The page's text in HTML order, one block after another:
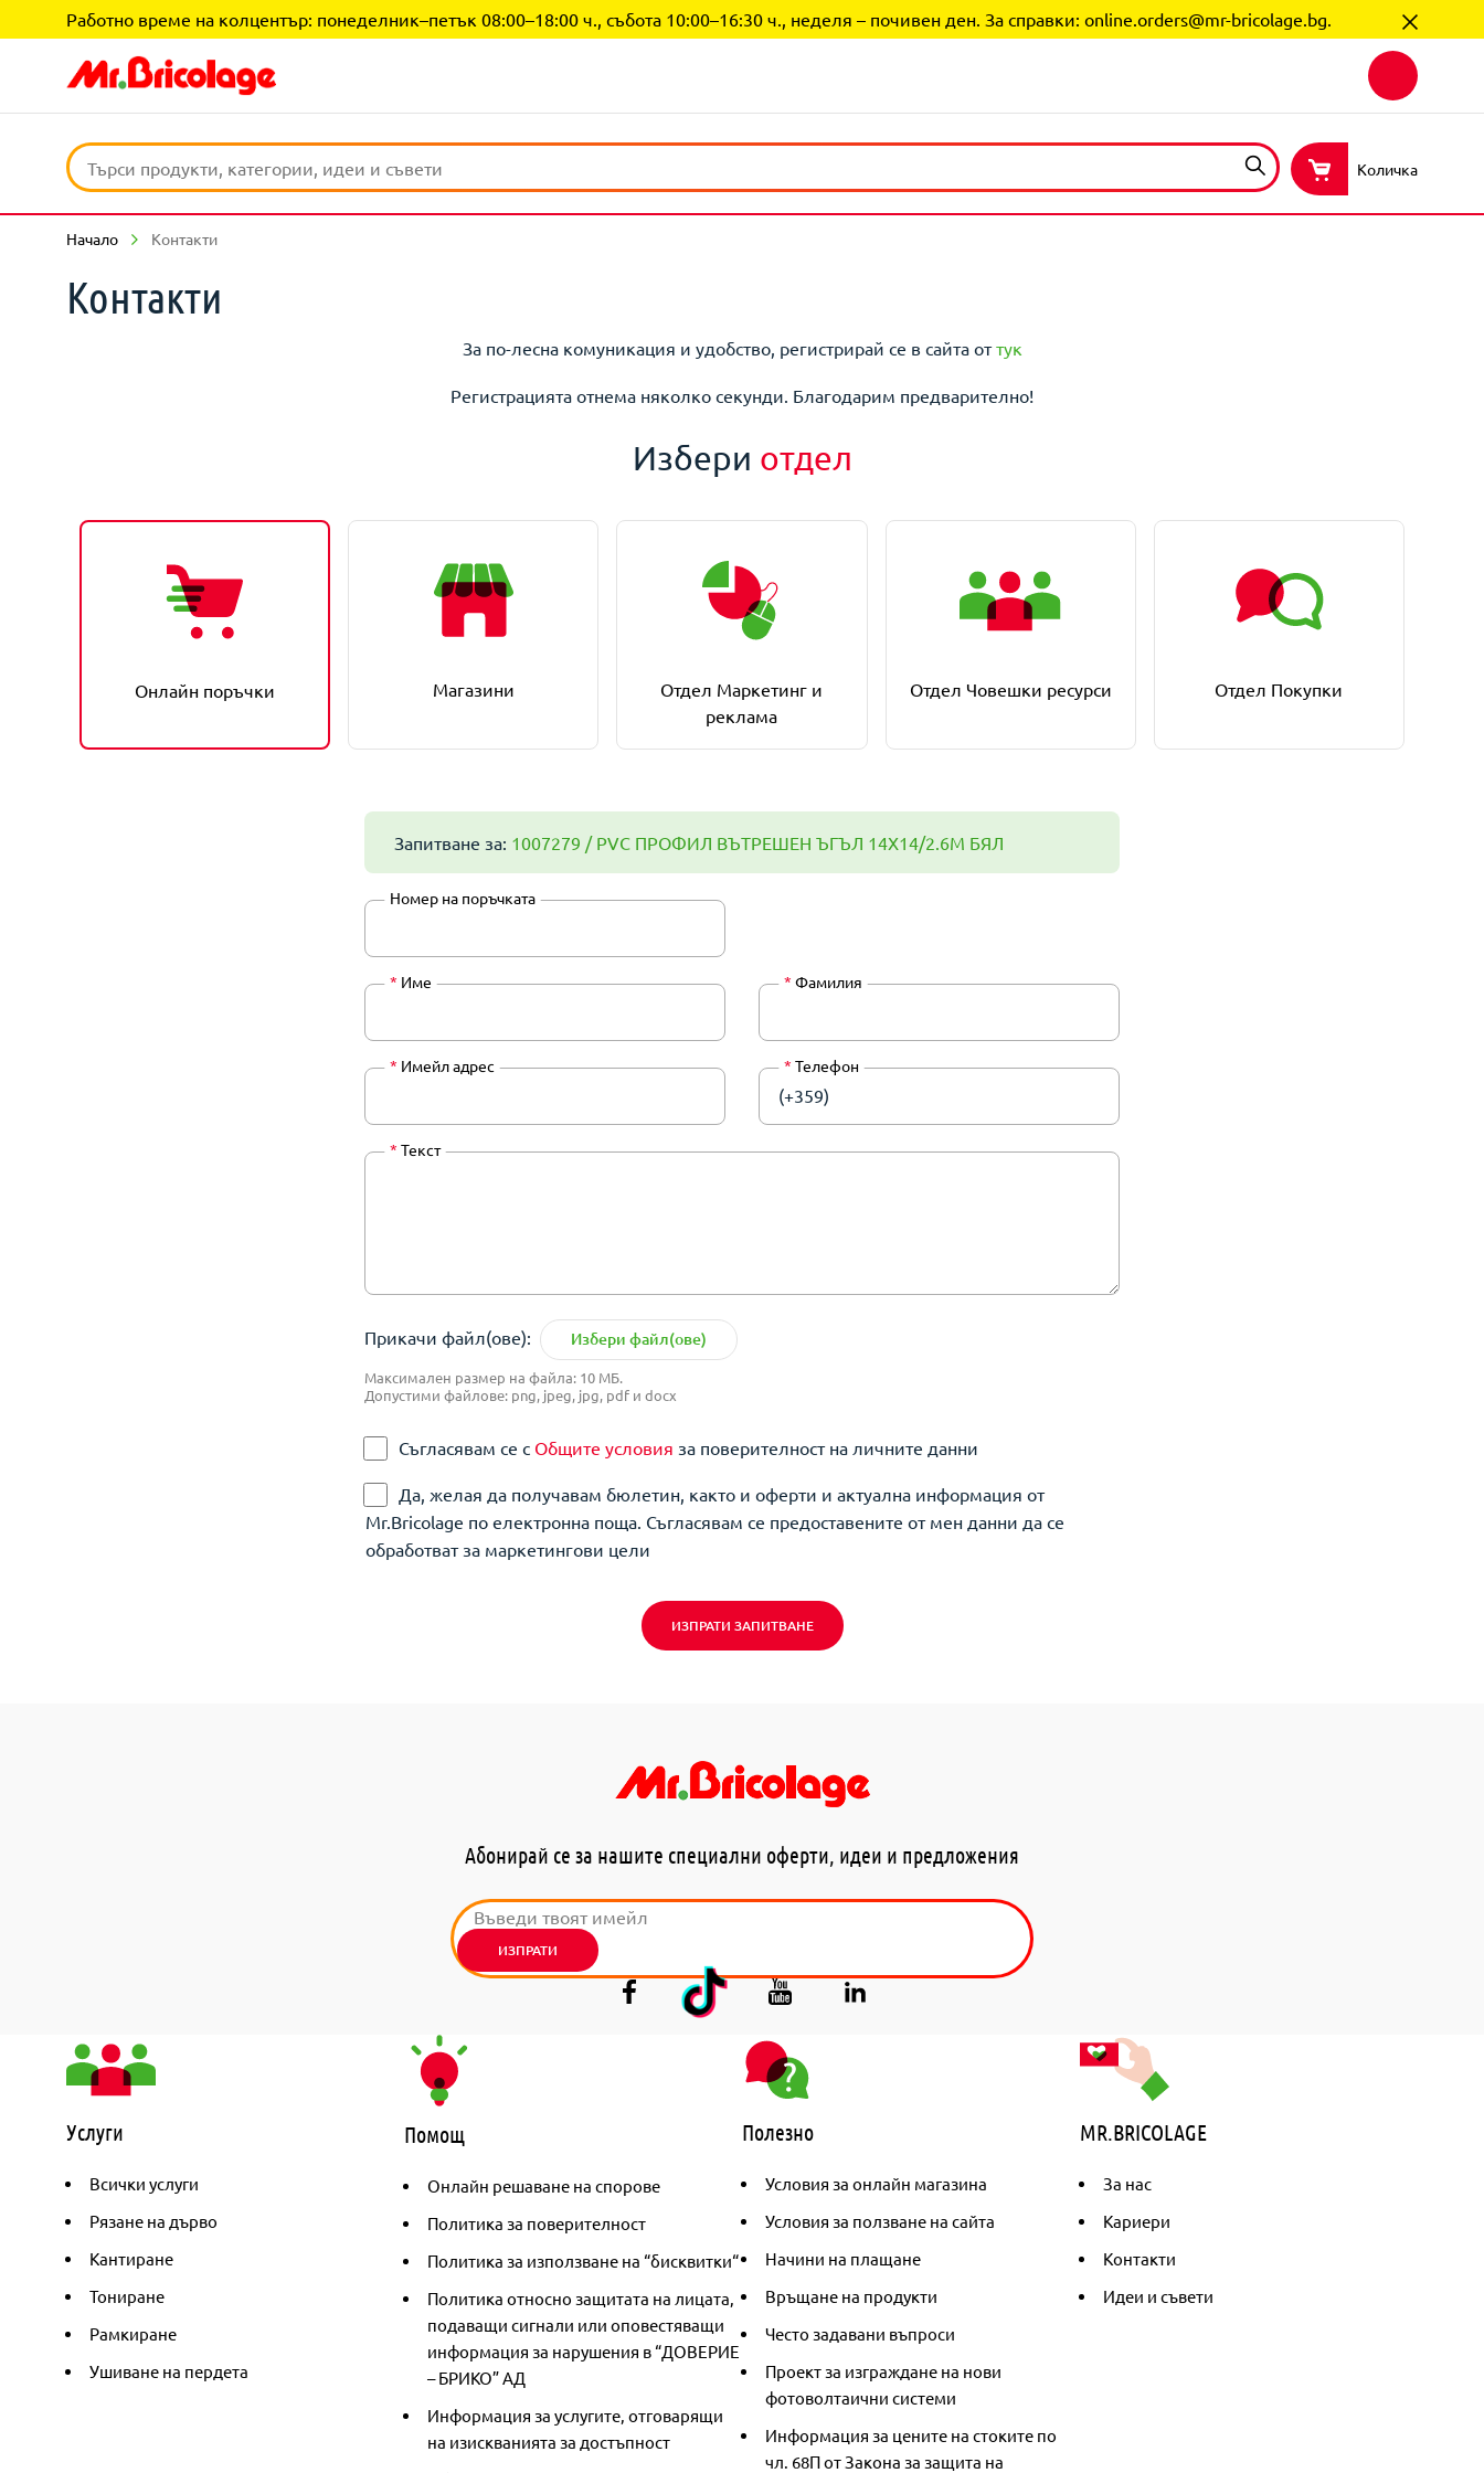
Работно време на колцентър: понеделник–петък 08:00–18:00 ч., събота 10:00–16:30 ч., неделя – почивен ден. За справки: online.orders@mr-bricolage.bg.
Количка
Начало Контакти
Контакти
За по-лесна комуникация и удобство, регистрирай се в сайта оттук
Регистрацията отнема няколко секунди. Благодарим предварително!
Избери отдел
Онлайн поръчки Магазини
Отдел Маркетинг и
реклама
Отдел Човешки ресурси Отдел Покупки
Запитване за: 1007279 / PVC ПРОФИЛ ВЪТРЕШЕН ЪГЪЛ 14Х14/2.6М БЯЛ
Номер на поръчката
* Име * Фамилия
* Имейл адрес * Телефон
(+359)
* Текст
Прикачи файл(ове): Избери файл(ове)
Максимален размер на файла: 10 МБ.
Допустими файлове: png, jpeg, jpg, pdf и docx
Съгласявам се с Общите условия за поверителност на личните данни
Да, желая да получавам бюлетин, както и оферти и актуална информация от
Mr.Bricolage по електронна поща. Съгласявам се предоставените от мен данни да се
обработват за маркетингови цели
ИЗПРАТИ ЗАПИТВАНЕ
Абонирай се за нашите специални оферти, идеи и предложения
ИЗПРАТИ
Услуги
Всички услуги
Рязане на дърво
Кантиране
Тониране
Рамкиране
Ушиване на пердета
Помощ
Онлайн решаване на спорове
Политика за поверителност
Политика за използване на “бисквитки“
Политика относно защитата на лицата,
подаващи сигнали или оповестяващи
информация за нарушения в “ДОВЕРИЕ
– БРИКО” АД
Информация за услугите, отговарящи
на изискванията за достъпност
Полезно
Условия за онлайн магазина
Условия за ползване на сайта
Начини на плащане
Връщане на продукти
Често задавани въпроси
Проект за изграждане на нови
фотоволтаични системи
Информация за цените на стоките по
чл. 68П от Закона за защита на
MR.BRICOLAGE
За нас
Кариери
Контакти
Идеи и съвети